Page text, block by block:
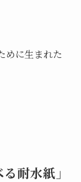
めに生まれた
耐水紙」